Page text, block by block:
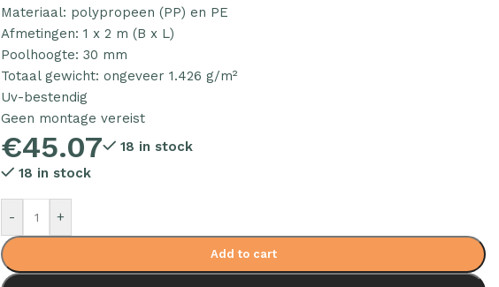
Materiaal: polypropeen (PP) en PE
Afmetingen: 1 x 2 m (B x L)
Poolhoogte: 30 mm
Totaal gewicht: ongeveer 1.426 g/m²
Uv-bestendig
Geen montage vereist
€45.07
18 in stock
18 in stock
- +
Add to cart